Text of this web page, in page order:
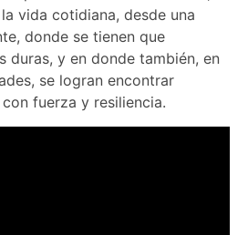
vida cotidiana, desde una
donde se tienen que
duras, y en donde también, en
se logran encontrar
fuerza y resiliencia.